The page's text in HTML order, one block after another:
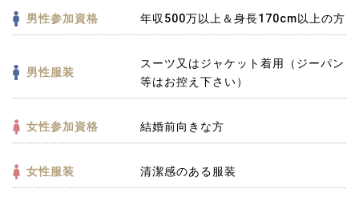
男性参加資格 年収500万以上＆身長170cm以上の方
男性服装
スーツ又はジャケット着用（ジーパン
等はお控え下さい）
女性参加資格 結婚前向きな方
女性服装 清潔感のある服装